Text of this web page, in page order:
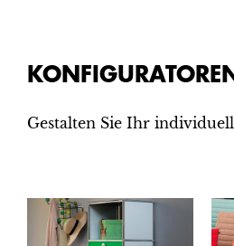
Gestalten Sie Ihr